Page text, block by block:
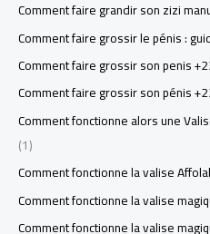
Comment faire grandir son zizi
Comment faire grossir le pénis :
Comment faire grossir son penis
Comment faire grossir son pénis
Comment fonctionne alors une
(1)
Comment fonctionne la valise
Comment fonctionne la valise
Comment fonctionne la valise